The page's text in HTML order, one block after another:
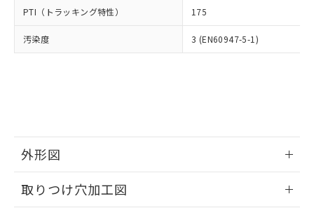
PTI（トラッキング特性） 175
汚染度 3 (EN60947-5-1)
外形図
取りつけ穴加工図
あります。
お客様が当ウェブサイト上で当社にご
登録された部品リストについて、当社
※3 非含有証明書ダウンロード
※本証明書は発行日時点で非含有を証明す
るもので、過去に遡って非含有を証明する
ものではありません。
また、RoHS指令のフタル酸エステル類４
物質の対応では、対応完了までの期間は出
「－」：未確認です。当社販売部門へお問